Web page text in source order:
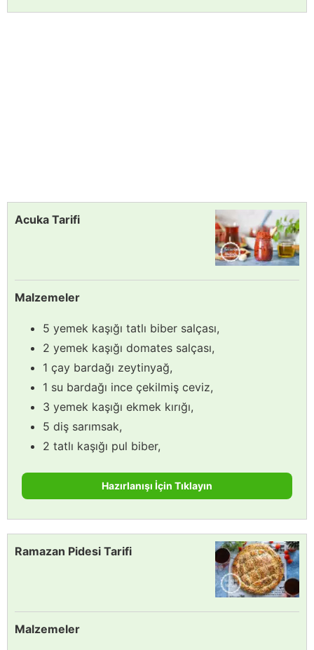
Acuka Tarifi
Malzemeler
5 yemek kaşığı tatlı biber salçası,
2 yemek kaşığı domates salçası,
1 çay bardağı zeytinyağ,
1 su bardağı ince çekilmiş ceviz,
3 yemek kaşığı ekmek kırığı,
5 diş sarımsak,
2 tatlı kaşığı pul biber,
Hazırlanışı İçin Tıklayın
Ramazan Pidesi Tarifi
Malzemeler